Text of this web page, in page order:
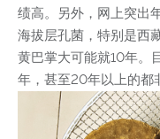
绩高。另外，网上突出
海拔层孔菌，特别是西
黄巴掌大可能就10年。
年，甚至20年以上的都